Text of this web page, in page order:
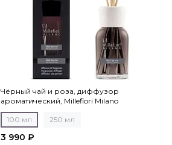
Чёрный чай и роза, диффузор
ароматический, Millefiori Milano
100 мл 250 мл
3 990 ₽